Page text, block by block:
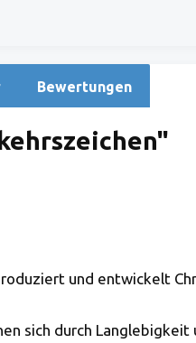
Bewertungen
und entwickelt
sich durch